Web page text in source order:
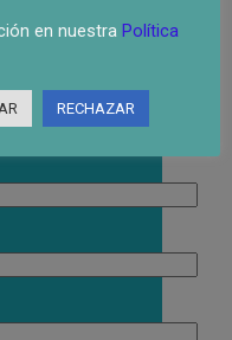
en nuestra Política
RECHAZAR